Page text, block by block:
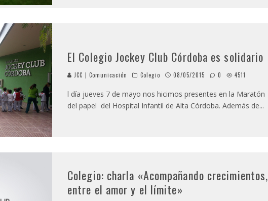
El Colegio Jockey Club Córdoba es solidario
JCC | Comunicación Colegio 08/05/2015 0 4511
l día jueves 7 de mayo nos hicimos presentes en la Maratón
del papel del Hospital Infantil de Alta Córdoba. Además de...
Colegio: charla «Acompañando crecimientos,
entre el amor y el límite»